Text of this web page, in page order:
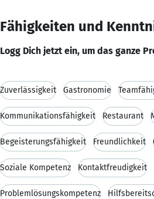
Fähigkeiten und
Logg Dich jetzt ein, um das ganze
Zuverlässigkeit Gastronomie
Kommunikationsfähigkeit Restaurant
Begeisterungsfähigkeit Freundlichkeit
Soziale Kompetenz Kontaktfreudigkeit
Problemlösungskompetenz